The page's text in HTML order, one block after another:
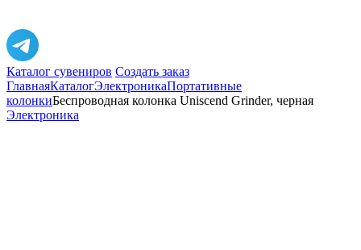
Каталог сувениров Создать заказ
ГлавнаяКаталогЭлектроникаПортативные
колонкиБеспроводная колонка Uniscend Grinder, черная
Электроника